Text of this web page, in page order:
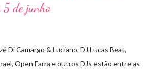
de junho
Di Camargo & Luciano, DJ Lucas Beat,
Open Farra e outros DJs estão entre as